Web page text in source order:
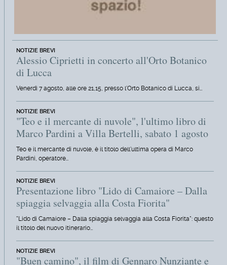
NOTIZIE BREVI
Alessio Ciprietti in concerto all'Orto Botanico
di Lucca
Venerdì 7 agosto, alle ore 21,15, presso l'Orto Botanico di Lucca, si…
NOTIZIE BREVI
"Teo e il mercante di nuvole", l'ultimo libro di
Marco Pardini a Villa Bertelli, sabato 1 agosto
Teo e il mercante di nuvole, è il titolo dell'ultima opera di Marco
Pardini, operatore…
NOTIZIE BREVI
Presentazione libro "Lido di Camaiore – Dalla
spiaggia selvaggia alla Costa Fiorita"
"Lido di Camaiore – Dalla spiaggia selvaggia alla Costa Fiorita": questo
il titolo del nuovo itinerario…
NOTIZIE BREVI
"Buen camino", il film di Gennaro Nunziante e